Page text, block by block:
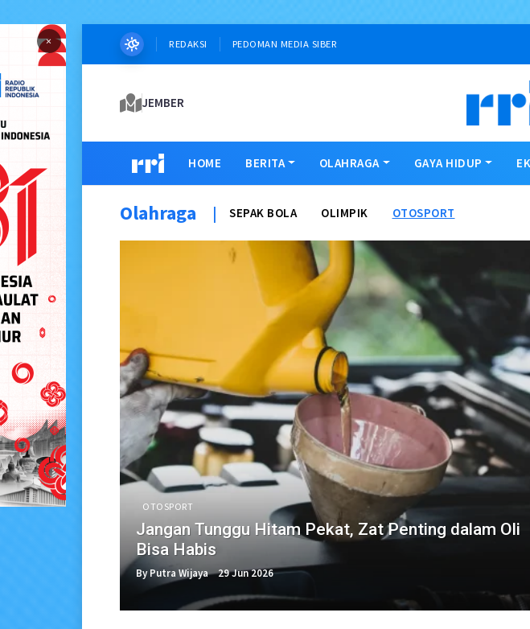
× REDAKSI PEDOMAN MEDIA SIBER
JEMBER
HOME BERITA OLAHRAGA GAYA HIDUP
Olahraga | SEPAK BOLA OLIMPIK OTOSPORT
OTOSPORT
Jangan Tunggu Hitam Pekat, Zat Penting dalam Oli
Bisa Habis
By Putra Wijaya 29 Jun 2026